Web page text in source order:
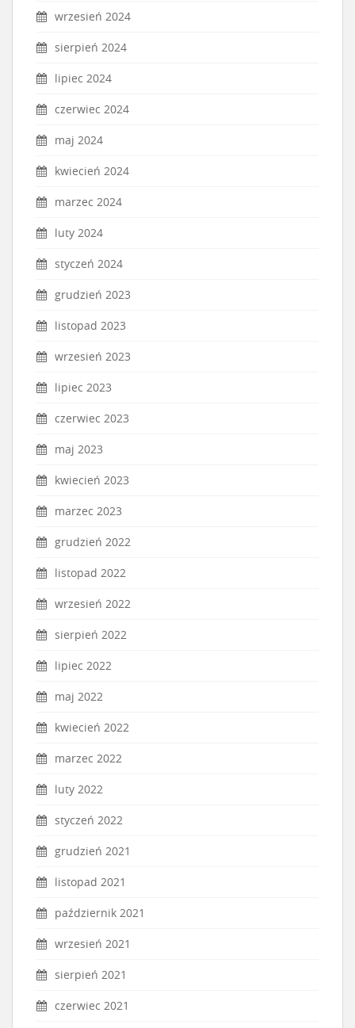
wrzesień 2024
sierpień 2024
lipiec 2024
czerwiec 2024
maj 2024
kwiecień 2024
marzec 2024
luty 2024
styczeń 2024
grudzień 2023
listopad 2023
wrzesień 2023
lipiec 2023
czerwiec 2023
maj 2023
kwiecień 2023
marzec 2023
grudzień 2022
listopad 2022
wrzesień 2022
sierpień 2022
lipiec 2022
maj 2022
kwiecień 2022
marzec 2022
luty 2022
styczeń 2022
grudzień 2021
listopad 2021
październik 2021
wrzesień 2021
sierpień 2021
czerwiec 2021